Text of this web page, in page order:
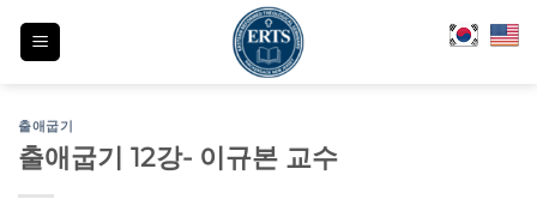
출애굽기
출애굽기 12강- 이규본 교수